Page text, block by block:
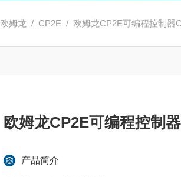
欧姆龙 / CP2E / 欧姆龙CP2E可编程控制器
欧姆龙CP2E可编程控制
产品简介